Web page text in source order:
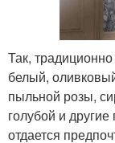
Так,
белый,
пыльной розы,
голубой и
отдается